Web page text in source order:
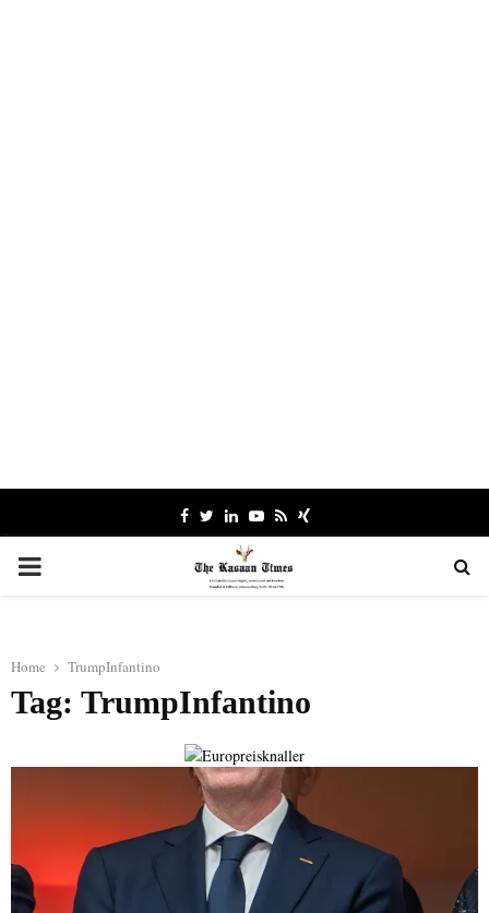
Facebook
TwitterLinkedinYoutube
RssXing
PRIMARY
Home TrumpInfantino
Tag: TrumpInfantino